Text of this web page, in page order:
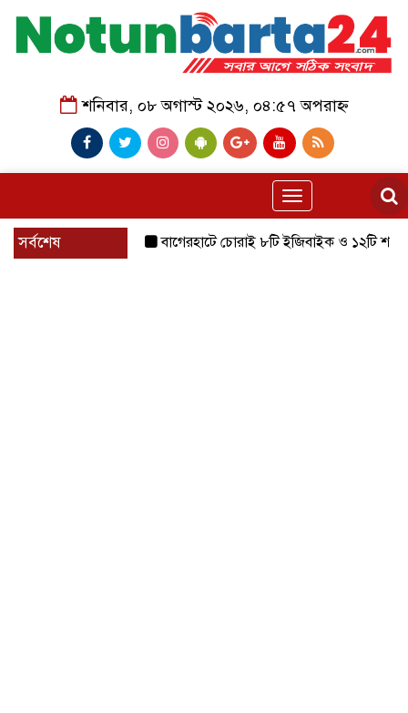
শনিবার, ০৮ অগাস্ট ২০২৬, ০৪:৫৭ অপরাহ্ন
Toggle
navigation
সর্বশেষ বাগেরহাটে চোরাই ৮টি ইজিবাইক ও ১২টি